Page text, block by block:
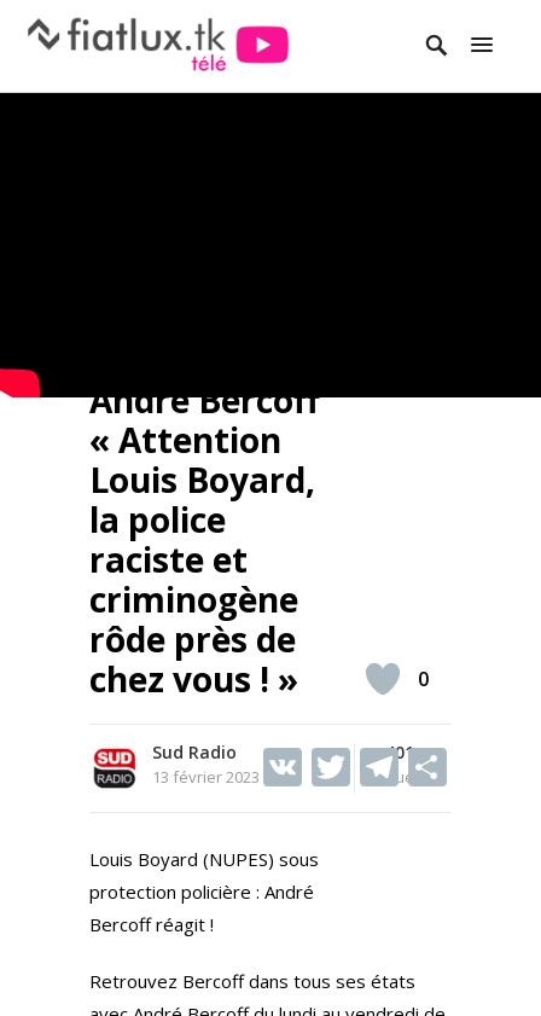
André Bercoff
« Attention
Louis Boyard,
la police
raciste et
criminogène
rôde près de
chez vous ! »
Sud Radio
13 février 2023
401
Vues
V T T
0
Louis Boyard (NUPES) sous
protection policière : André
Bercoff réagit !
Retrouvez Bercoff dans tous ses états